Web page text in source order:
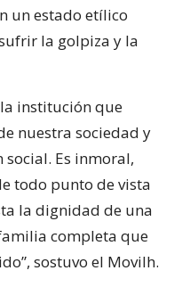
un estado etílico
la golpiza y la
la institución que
nuestra sociedad y
Es inmoral,
todo punto de vista
la dignidad de una
completa que
sostuvo el Movilh.